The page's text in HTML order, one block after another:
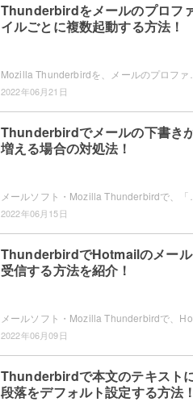
Thunderbirdをメールのプロフ
イルごとに複数起動する方法！
2022年06月21日
Thunderbirdでメールの下書き
増える場合の対処法！
2022年06月15日
ThunderbirdでHotmailのメー
受信する方法を紹介！
2022年06月09日
Thunderbirdで本文のテキスト
段落をデフォルト設定する方法